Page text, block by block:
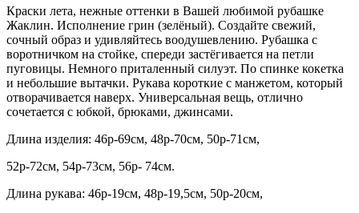
Краски лета, нежные оттенки в Вашей любимой рубашке
Жаклин. Исполнение грин (зелёный). Создайте свежий,
сочный образ и удивляйтесь воодушевлению. Рубашка с
воротничком на стойке, спереди застёгивается на петли
пуговицы. Немного приталенный силуэт. По спинке кокетка
и небольшие вытачки. Рукава короткие с манжетом, который
отворачивается наверх. Универсальная вещь, отлично
сочетается с юбкой, брюками, джинсами.
Длина изделия: 46р-69см, 48р-70см, 50р-71см,
52р-72см, 54р-73см, 56р- 74см.
Длина рукава: 46р-19см, 48р-19,5см, 50р-20см,